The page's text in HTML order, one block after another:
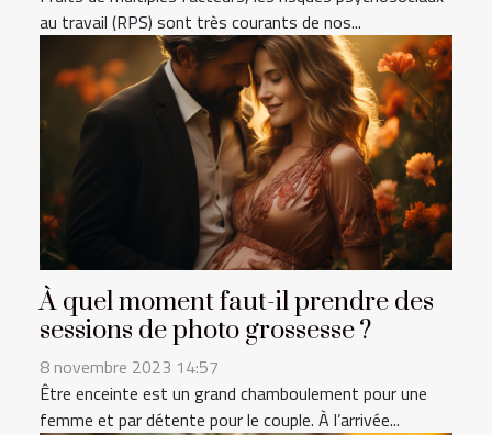
au travail (RPS) sont très courants de nos...
À quel moment faut-il prendre des
sessions de photo grossesse ?
8 novembre 2023 14:57
Être enceinte est un grand chamboulement pour une
femme et par détente pour le couple. À l’arrivée...